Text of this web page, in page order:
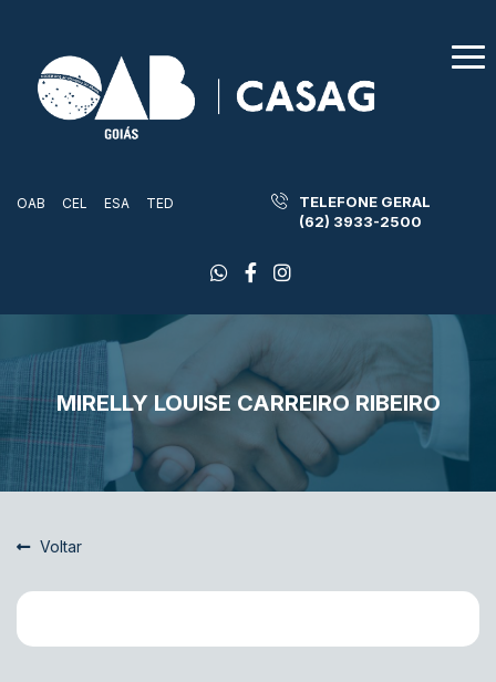
OAB CEL ESA TED
TELEFONE GERAL
(62) 3933-2500
MIRELLY LOUISE CARREIRO RIBEIRO
Voltar